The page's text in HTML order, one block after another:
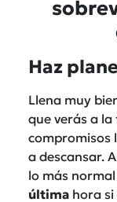
Haz
Llena muy
que verás a
compromisos
a descansar.
lo más
última hora